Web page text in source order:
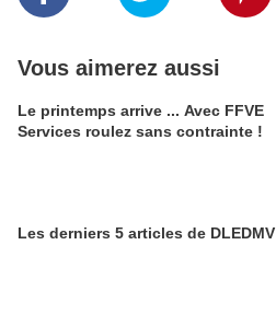
Vous aimerez aussi
Le printemps arrive ... Avec FFVE
Services roulez sans contrainte !
Les derniers 5 articles de DLEDMV